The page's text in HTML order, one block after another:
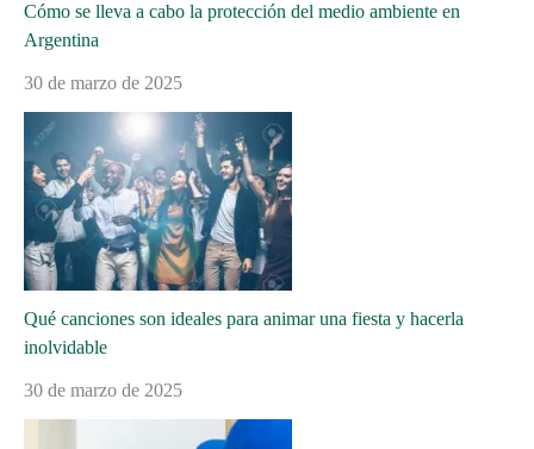
Cómo se lleva a cabo la protección del medio ambiente en
Argentina
30 de marzo de 2025
Qué canciones son ideales para animar una fiesta y hacerla
inolvidable
30 de marzo de 2025